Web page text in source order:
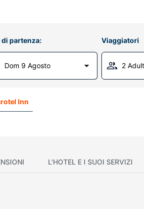
di partenza:
Dom 9 Agosto
Viaggiatori
2
Inn
L'HOTEL E I SUOI SERVIZI